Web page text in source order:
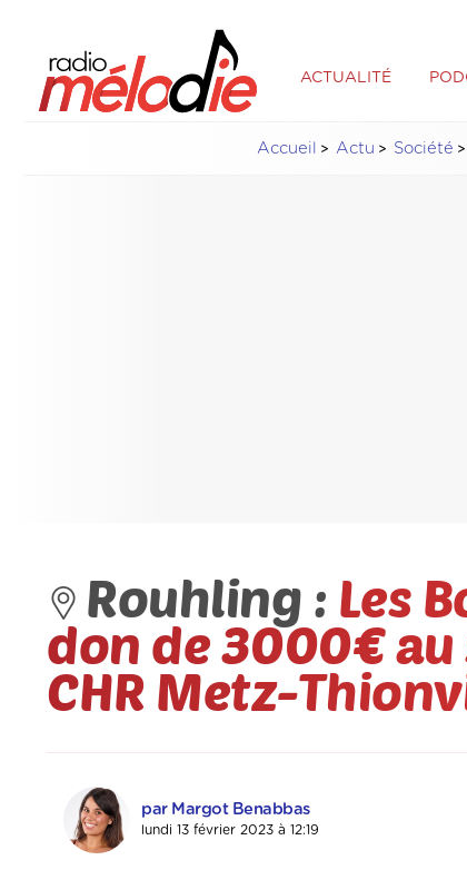
ACTUALITÉ
Accueil Actu Société
Rouhling : Les
don de 3000€
CHR Metz-
par Margot Benabbas
lundi 13 février 2023 à 12:19